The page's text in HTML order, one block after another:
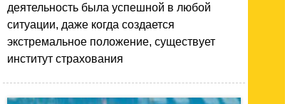
деятельность была успешной в любой
ситуации, даже когда создается
экстремальное положение, существует
институт страхования